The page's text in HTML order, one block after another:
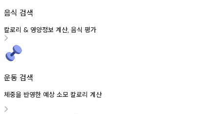
음식 검색
칼로리 & 영양정보 계산, 음식 평가
운동 검색
체중을 반영한 예상 소모 칼로리 계산